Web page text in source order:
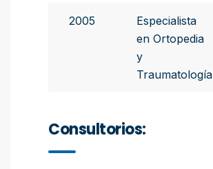
2005
Especialista
en Ortopedia
y
Traumatología
Consultorios: